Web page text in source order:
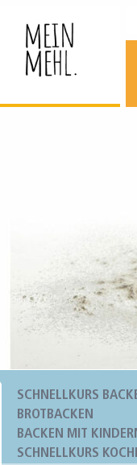
SCHNELLKURS
BROTBACKEN
BACKEN MIT
SCHNELLKURS